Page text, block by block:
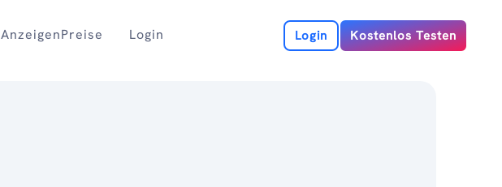
AnzeigenPreise Login Login Kostenlos Testen